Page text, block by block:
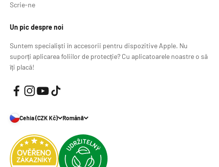
Scrie-ne
Un pic despre noi
Suntem specialiști în accesorii pentru dispozitive Apple. Nu
suporți aplicarea foliilor de protecție? Cu aplicatoarele noastre o să
îți placă!
Cehia (CZK Kč) Română